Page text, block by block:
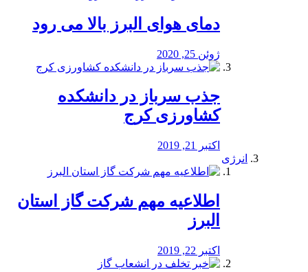
دمای هوای البرز بالا می رود
ژوئن 25, 2020
جذب سرباز در دانشکده
کشاورزی کرج
اکتبر 21, 2019
انرژی
️اطلاعیه مهم شرکت گاز استان
البرز
اکتبر 22, 2019